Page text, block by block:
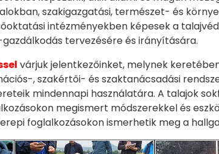
szakigazgatási, természet- és
intézményekben képesek a
tervezésére és irányítására.
várjuk jelentkezőinket, melynek
, szakértői- és szaktanácsadási
mindennapi használatára. A talajok
megismert módszerekkel és
foglalkozásokon ismerhetik meg a